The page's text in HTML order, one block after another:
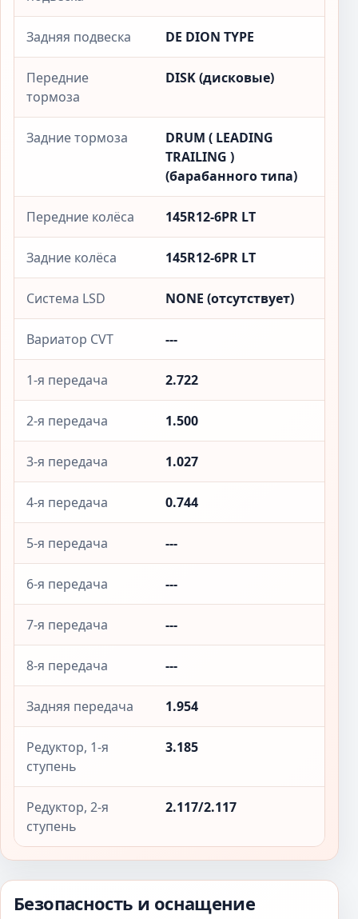
Задняя подвеска DE DION TYPE
Передние
тормоза
DISK (дисковые)
Задние тормоза
DRUM ( LEADING
TRAILING )
(барабанного типа)
Передние колёса 145R12-6PR LT
Задние колёса 145R12-6PR LT
Система LSD NONE (отсутствует)
Вариатор CVT ---
1-я передача 2.722
2-я передача 1.500
3-я передача 1.027
4-я передача 0.744
5-я передача ---
6-я передача ---
7-я передача ---
8-я передача ---
Задняя передача 1.954
Редуктор, 1-я
ступень
3.185
Редуктор, 2-я
ступень
2.117/2.117
Безопасность и оснащение